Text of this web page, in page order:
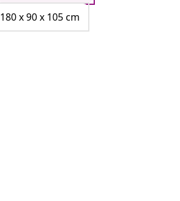
180 x 90 x 105 cm